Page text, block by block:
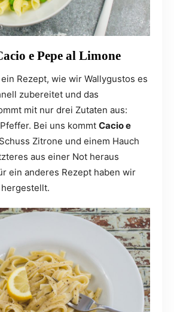
e Pepe al Limone
Rezept, wie wir Wallygustos es
zubereitet und das
mit nur drei Zutaten aus:
Bei uns kommt Cacio e
Zitrone und einem Hauch
aus einer Not heraus
ein anderes Rezept haben wir